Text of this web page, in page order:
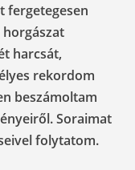
fergetegesen
horgászat
harcsát,
rekordom
beszámoltam
Soraimat
folytatom.